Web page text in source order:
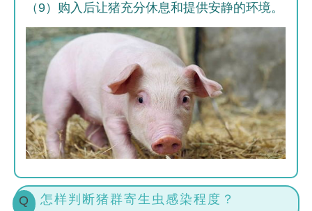
（9）购入后让猪充分休息和提供安静的环境。
Q 怎样判断猪群寄生虫感染程度？